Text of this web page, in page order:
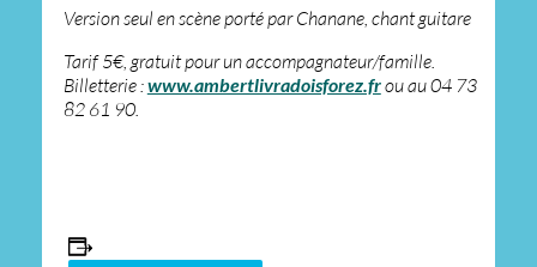
Version seul en scène porté par Chanane, chant guitare
Tarif 5€, gratuit pour un accompagnateur/famille.
Billetterie :www.ambertlivradoisforez.frou au 04 73
82 61 90.